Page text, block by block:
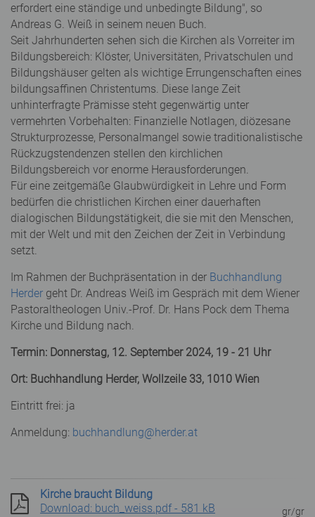
erfordert eine ständige und unbedingte Bildung", so
Andreas G. Weiß in seinem neuen Buch.
Seit Jahrhunderten sehen sich die Kirchen als Vorreiter im
Bildungsbereich: Klöster, Universitäten, Privatschulen und
Bildungshäuser gelten als wichtige Errungenschaften eines
bildungsaffinen Christentums. Diese lange Zeit
unhinterfragte Prämisse steht gegenwärtig unter
vermehrten Vorbehalten: Finanzielle Notlagen, diözesane
Strukturprozesse, Personalmangel sowie traditionalistische
Rückzugstendenzen stellen den kirchlichen
Bildungsbereich vor enorme Herausforderungen.
Für eine zeitgemäße Glaubwürdigkeit in Lehre und Form
bedürfen die christlichen Kirchen einer dauerhaften
dialogischen Bildungstätigkeit, die sie mit den Menschen,
mit der Welt und mit den Zeichen der Zeit in Verbindung
setzt.
Im Rahmen der Buchpräsentation in der Buchhandlung
Herder geht Dr. Andreas Weiß im Gespräch mit dem Wiener
Pastoraltheologen Univ.-Prof. Dr. Hans Pock dem Thema
Kirche und Bildung nach.
Termin: Donnerstag, 12. September 2024, 19 - 21 Uhr
Ort: Buchhandlung Herder, Wollzeile 33, 1010 Wien
Eintritt frei: ja
Anmeldung: buchhandlung@herder.at
Kirche braucht Bildung
Download: buch_weiss.pdf - 581 kB
gr/gr